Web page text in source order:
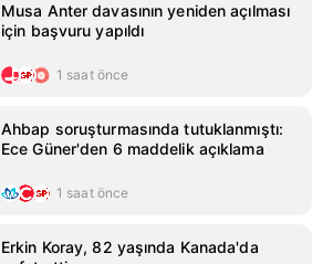
Musa Anter davasının yeniden açılması
için başvuru yapıldı
1 saat önce
Ahbap soruşturmasında tutuklanmıştı:
Ece Güner'den 6 maddelik açıklama
1 saat önce
Erkin Koray, 82 yaşında Kanada'da